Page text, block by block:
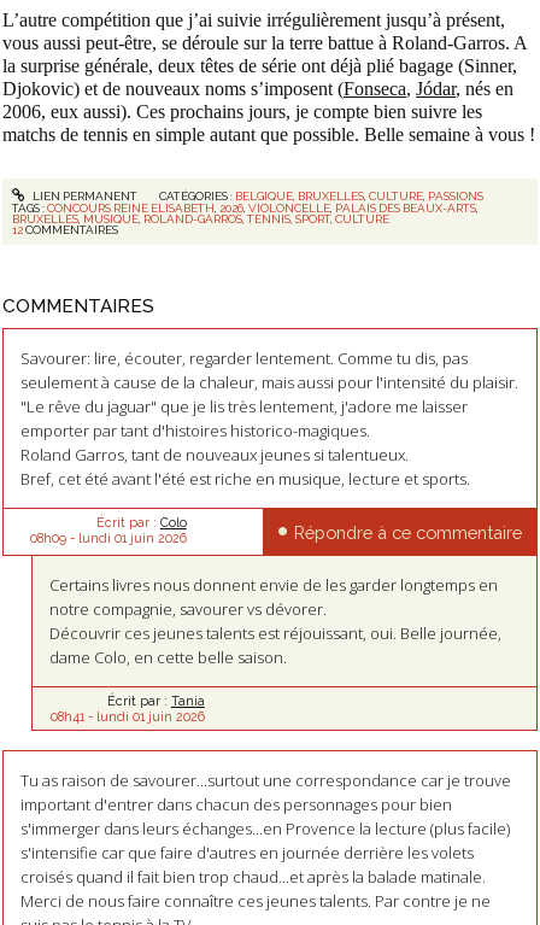
L’autre compétition que j’ai suivie irrégulièrement jusqu’à présent,
vous aussi peut-être, se déroule sur la terre battue à Roland-Garros. A
la surprise générale, deux têtes de série ont déjà plié bagage (Sinner,
Djokovic) et de nouveaux noms s’imposent (Fonseca, Jódar, nés en
2006, eux aussi). Ces prochains jours, je compte bien suivre les
matchs de tennis en simple autant que possible. Belle semaine à vous !
LIEN PERMANENT CATÉGORIES : BELGIQUE, BRUXELLES, CULTURE, PASSIONS
TAGS :CONCOURS REINE ELISABETH 2026 ,VIOLONCELLE PALAIS DES BEAUX-ARTS
BRUXELLES MUSIQUE ROLAND-GARROS ,TENNIS ,SPORT,CULTURE
12COMMENTAIRES
COMMENTAIRES
Savourer: lire, écouter, regarder lentement. Comme tu dis, pas
seulement à cause de la chaleur, mais aussi pour l'intensité du plaisir.
"Le rêve du jaguar" que je lis très lentement, j'adore me laisser
emporter par tant d'histoires historico-magiques.
Roland Garros, tant de nouveaux jeunes si talentueux.
Bref, cet été avant l'été est riche en musique, lecture et sports.
Écrit par : Colo
08h09- lundi 01 juin 2026 Répondre à ce commentaire
Certains livres nous donnent envie de les garder longtemps en
notre compagnie, savourer vs dévorer.
Découvrir ces jeunes talents est réjouissant, oui. Belle journée,
dame Colo, en cette belle saison.
Écrit par : Tania
08h41 - lundi 01 juin 2026
Tu as raison de savourer...surtout une correspondance car je trouve
important d'entrer dans chacun des personnages pour bien
s'immerger dans leurs échanges...en Provence la lecture (plus facile)
s'intensifie car que faire d'autres en journée derrière les volets
croisés quand il fait bien trop chaud...et après la balade matinale.
Merci de nous faire connaître ces jeunes talents. Par contre je ne